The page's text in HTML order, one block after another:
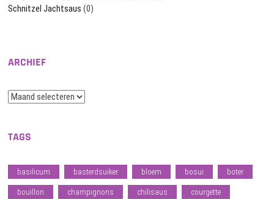
Schnitzel Jachtsaus (0)
ARCHIEF
Archief
TAGS
basilicum basterdsuiker bloem bosui boter
bouillon champignons chilisaus courgette